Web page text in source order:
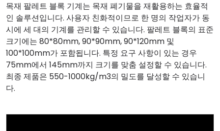
목재 팔레트 블록 기계는 목재 폐기물을 재활용하는 효율적
인 솔루션입니다. 사용자 친화적이므로 한 명의 작업자가 동
시에 세 대의 기계를 관리할 수 있습니다. 팔레트 블록의 표준
크기에는 80*80mm, 90*90mm, 90*120mm 및
100*100mm가 포함됩니다. 특정 요구 사항이 있는 경우
75mm에서 145mm까지 크기를 맞춤 설정할 수 있습니다.
최종 제품은 550-1000kg/m3의 밀도를 달성할 수 있습니
다.